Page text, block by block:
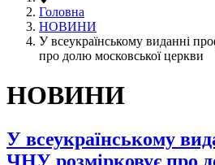
Головна
НОВИНИ
У всеукраїнському виданні
про долю московської церкви
НОВИНИ
У всеукраїнському
ЧНУ розмірковує про